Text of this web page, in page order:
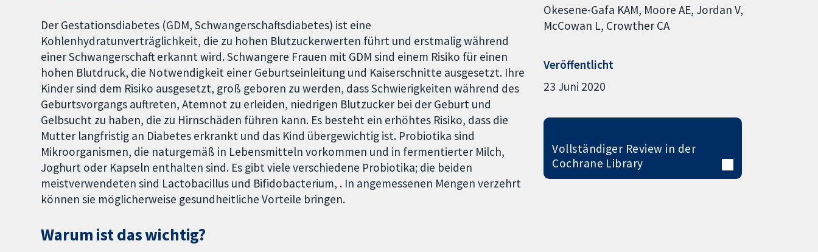
Der Gestationsdiabetes (GDM, Schwangerschaftsdiabetes) ist eine
Kohlenhydratunverträglichkeit, die zu hohen Blutzuckerwerten führt und erstmalig während
einer Schwangerschaft erkannt wird. Schwangere Frauen mit GDM sind einem Risiko für einen
hohen Blutdruck, die Notwendigkeit einer Geburtseinleitung und Kaiserschnitte ausgesetzt. Ihre
Kinder sind dem Risiko ausgesetzt, groß geboren zu werden, dass Schwierigkeiten während des
Geburtsvorgangs auftreten, Atemnot zu erleiden, niedrigen Blutzucker bei der Geburt und
Gelbsucht zu haben, die zu Hirnschäden führen kann. Es besteht ein erhöhtes Risiko, dass die
Mutter langfristig an Diabetes erkrankt und das Kind übergewichtig ist. Probiotika sind
Mikroorganismen, die naturgemäß in Lebensmitteln vorkommen und in fermentierter Milch,
Joghurt oder Kapseln enthalten sind. Es gibt viele verschiedene Probiotika; die beiden
meistverwendeten sind Lactobacillus und Bifidobacterium, . In angemessenen Mengen verzehrt
können sie möglicherweise gesundheitliche Vorteile bringen.
Warum ist das wichtig?
Okesene-Gafa KAM Moore AE Jordan V
McCowan L Crowther CA
Veröffentlicht
23 Juni 2020
Vollständiger Review in der
Cochrane Library